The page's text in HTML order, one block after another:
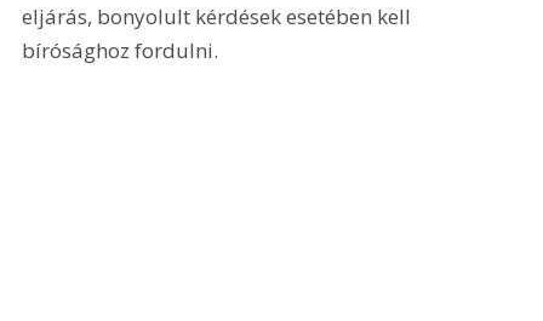
eljárás, bonyolult kérdések esetében kell
bírósághoz fordulni.